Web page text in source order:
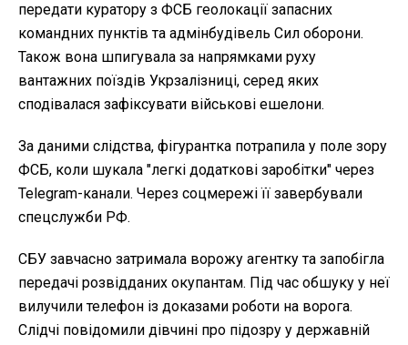
передати куратору з ФСБ геолокації запасних
командних пунктів та адмінбудівель Сил оборони.
Також вона шпигувала за напрямками руху
вантажних поїздів Укрзалізниці, серед яких
сподівалася зафіксувати військові ешелони.
За даними слідства, фігурантка потрапила у поле зору
ФСБ, коли шукала "легкі додаткові заробітки" через
Telegram-канали. Через соцмережі її завербували
спецслужби РФ.
СБУ завчасно затримала ворожу агентку та запобігла
передачі розвідданих окупантам. Під час обшуку у неї
вилучили телефон із доказами роботи на ворога.
Слідчі повідомили дівчині про підозру у державній